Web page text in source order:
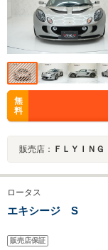
無
料
販売店： ＦＬＹＩＮ
ロータス
エキシージ S
販売店保証